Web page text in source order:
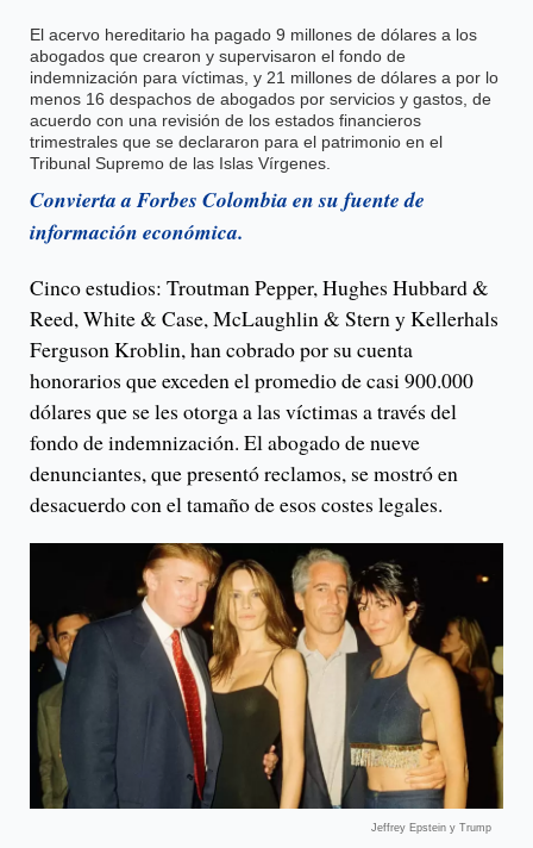
El acervo hereditario ha pagado 9 millones de dólares a los
abogados que crearon y supervisaron el fondo de
indemnización para víctimas, y 21 millones de dólares a por lo
menos 16 despachos de abogados por servicios y gastos, de
acuerdo con una revisión de los estados financieros
trimestrales que se declararon para el patrimonio en el
Tribunal Supremo de las Islas Vírgenes.
Convierta a Forbes Colombia en su fuente de
información económica.
Cinco estudios: Troutman Pepper, Hughes Hubbard &
Reed, White & Case, McLaughlin & Stern y Kellerhals
Ferguson Kroblin, han cobrado por su cuenta
honorarios que exceden el promedio de casi 900.000
dólares que se les otorga a las víctimas a través del
fondo de indemnización. El abogado de nueve
denunciantes, que presentó reclamos, se mostró en
desacuerdo con el tamaño de esos costes legales.
Jeffrey Epstein y Trump